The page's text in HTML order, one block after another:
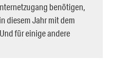
benötigen,
diesem Jahr mit dem
für einige andere